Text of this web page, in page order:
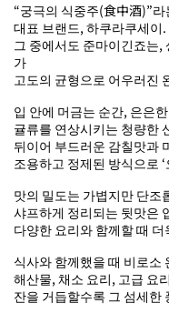
“궁극의 식중주(食中酒)”
대표 브랜드, 하쿠라쿠세이.
그 중에서도 준마이긴죠는,
가
고도의 균형으로 어우러진
입 안에 머금는 순간, 은은
귤류를 연상시키는 청량한
뒤이어 부드러운 감칠맛과
조용하고 정제된 방식으로
맛의 밀도는 가볍지만 단조
샤프하게 정리되는 뒷맛은
다양한 요리와 함께할 때
식사와 함께했을 때 비로소
해산물, 채소 요리, 고급 요
잔을 거듭할수록 그 섬세한